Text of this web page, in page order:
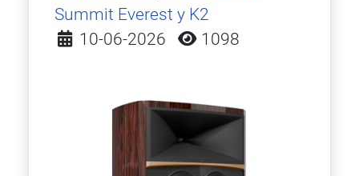
Summit Everest y K2
Detalles
10-06-2026 1098